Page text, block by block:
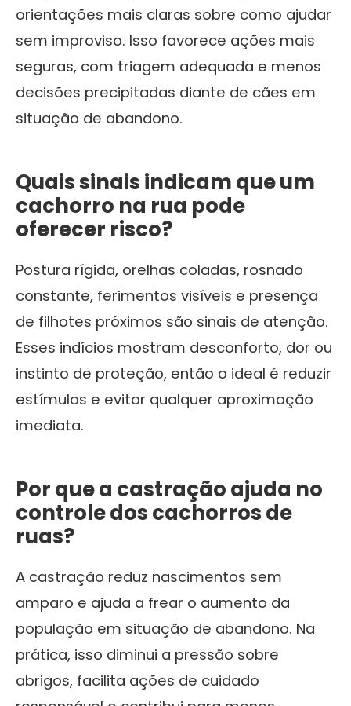
orientações mais claras sobre como ajudar
sem improviso. Isso favorece ações mais
seguras, com triagem adequada e menos
decisões precipitadas diante de cães em
situação de abandono.
Quais sinais indicam que um
cachorro na rua pode
oferecer risco?
Postura rígida, orelhas coladas, rosnado
constante, ferimentos visíveis e presença
de filhotes próximos são sinais de atenção.
Esses indícios mostram desconforto, dor ou
instinto de proteção, então o ideal é reduzir
estímulos e evitar qualquer aproximação
imediata.
Por que a castração ajuda no
controle dos cachorros de
ruas?
A castração reduz nascimentos sem
amparo e ajuda a frear o aumento da
população em situação de abandono. Na
prática, isso diminui a pressão sobre
abrigos, facilita ações de cuidado